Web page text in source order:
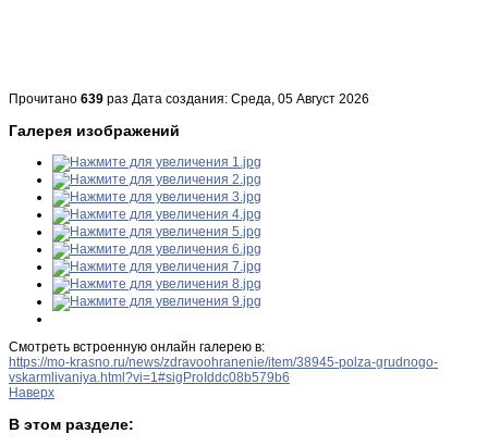
Прочитано 639 раз Дата создания: Среда, 05 Август 2026
Галерея изображений
Смотреть встроенную онлайн галерею в:
https://mo-krasno.ru/news/zdravoohranenie/item/38945-polza-grudnogo-
vskarmlivaniya.html?vi=1#sigProIddc08b579b6
Наверх
В этом разделе: